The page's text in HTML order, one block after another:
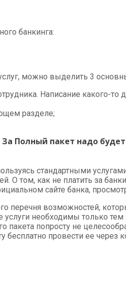
банкинга:
можно выделить 3
Написание какого-
разделе;
Полный пакет надо
стандартными
О том, как не платить за
сайте банка,
перечня возможностей,
услуги необходимы только
попросту не
бесплатно провести ее через